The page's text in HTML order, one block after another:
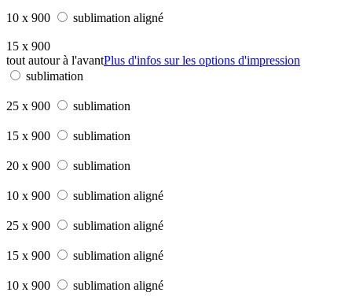
10 x 900 sublimation aligné
15 x 900
tout autour à l'avantPlus d'infos sur les options d'impression
sublimation
25 x 900 sublimation
15 x 900 sublimation
20 x 900 sublimation
10 x 900 sublimation aligné
25 x 900 sublimation aligné
15 x 900 sublimation aligné
10 x 900 sublimation aligné